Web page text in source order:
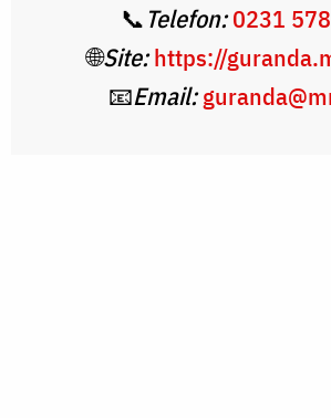
📞 Telefon: 0231
🌐Site: https://
📧Email: